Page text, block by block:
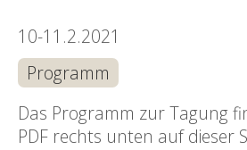
10-11.2.2021
Programm
Das Programm zur Tagung
PDF rechts unten auf dieser